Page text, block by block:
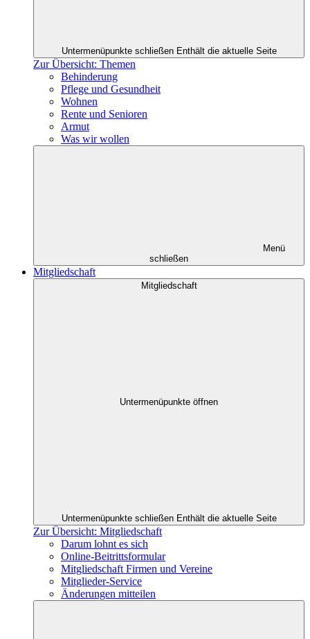
Untermenüpunkte schließen Enthält die aktuelle Seite
Zur Übersicht: Themen
Behinderung
Pflege und Gesundheit
Wohnen
Rente und Senioren
Armut
Was wir wollen
Menü
schließen
Mitgliedschaft
Mitgliedschaft
Untermenüpunkte öffnen
Untermenüpunkte schließen Enthält die aktuelle Seite
Zur Übersicht: Mitgliedschaft
Darum lohnt es sich
Online-Beitrittsformular
Mitgliedschaft Firmen und Vereine
Mitglieder-Service
Änderungen mitteilen